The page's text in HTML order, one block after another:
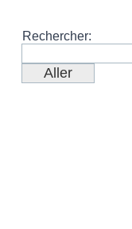
Rechercher: